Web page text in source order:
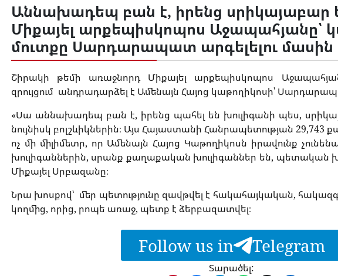
Աննախադեպ բան է, իրենց սրիկայաբար
Միքայել արքեպիսկոպոս Աջապահյանը՝
մուտքը Սարդարապատ արգելելու մասին
Շիրակի թեմի առաջնորդ Միքայել արքեպիսկոպոս
զրույցում անդրադարձել է Ամենայն Հայոց կաթողիկոսի՝
«Սա աննախադեպ բան է, իրենց պահել են խուլիգանի պես,
նույնիսկ բոլշևիկներին։ Այս Հայաստանի Հանրապետության 29,743
ոչ մի միլիմետր, որ Ամենայն Հայոց Կաթողիկոսն իրավունք
խուլիգաններին, սրանք քաղաքական խուլիգաններ են, պետական
Միքայել Սրբազանը։
Նրա խոսքով՝ մեր պետությունը զավթվել է հակահայկական,
կողմից, որից, րոպե առաջ, պետք է ձերբազատվել։
Follow us in Telegram
Տարածել: